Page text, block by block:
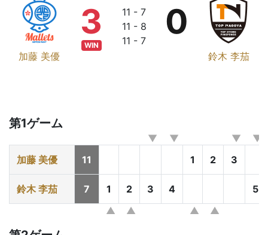
加藤 美優
3
WIN
11 - 7
11 - 8
11 - 7
鈴木 李茄
0
第1ゲーム
加藤 美優 11 1 2 3
鈴木 李茄 7 1 2 3 4 5